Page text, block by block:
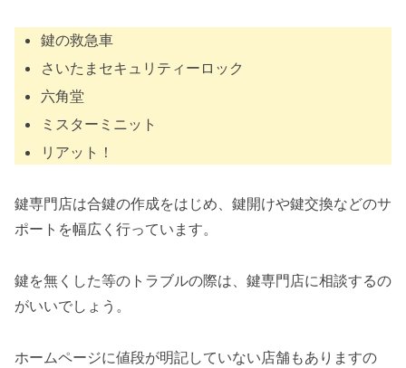
鍵の救急車
さいたまセキュリティーロック
六角堂
ミスターミニット
リアット！
鍵専門店は合鍵の作成をはじめ、鍵開けや鍵交換などのサ
ポートを幅広く行っています。
鍵を無くした等のトラブルの際は、鍵専門店に相談するの
がいいでしょう。
ホームページに値段が明記していない店舗もありますの